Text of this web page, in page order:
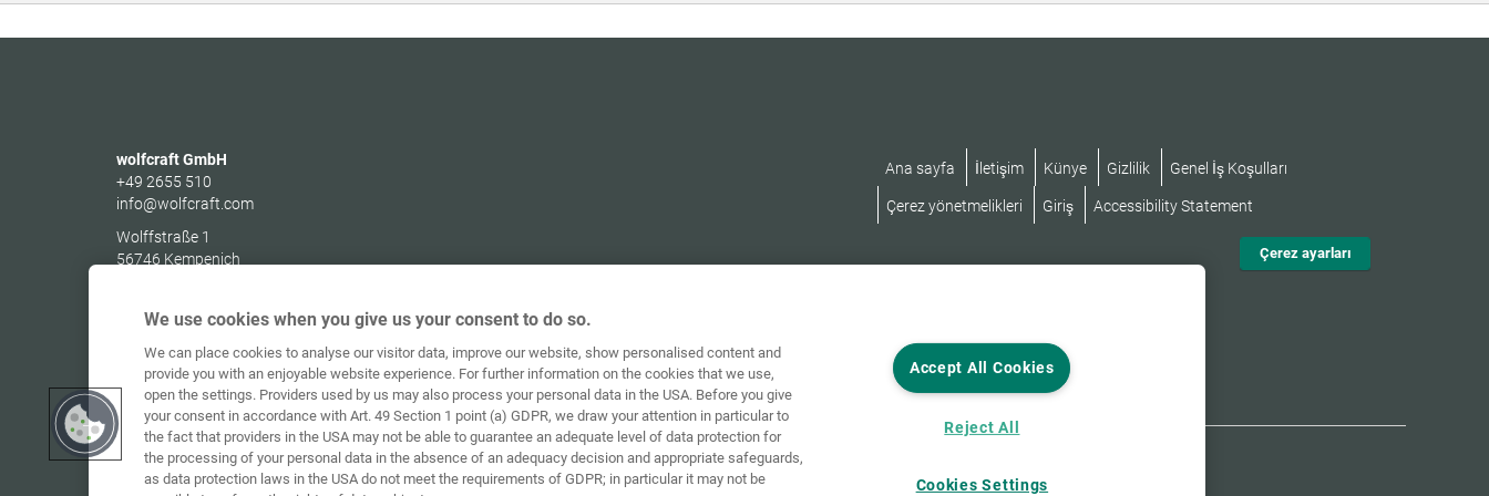
wolfcraft GmbH
+49 2655 510
info@wolfcraft.com
Wolffstraße 1
56746 Kempenich
Ana sayfa İletişim Künye Gizlilik Genel İş Koşulları
Çerez yönetmelikleri Giriş Accessibility Statement
Çerez ayarları
We use cookies when you give us your consent to do so.
We can place cookies to analyse our visitor data, improve our website, show personalised content and
provide you with an enjoyable website experience. For further information on the cookies that we use,
open the settings. Providers used by us may also process your personal data in the USA. Before you give
your consent in accordance with Art. 49 Section 1 point (a) GDPR, we draw your attention in particular to
the fact that providers in the USA may not be able to guarantee an adequate level of data protection for
the processing of your personal data in the absence of an adequacy decision and appropriate safeguards,
as data protection laws in the USA do not meet the requirements of GDPR; in particular it may not be
Accept All Cookies
Reject All
Cookies Settings